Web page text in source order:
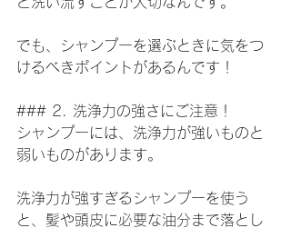
でも、シャンプーを選ぶときに気をつ
けるべきポイントがあるんです！
### 2. 洗浄力の強さにご注意！
シャンプーには、洗浄力が強いものと
弱いものがあります。
洗浄力が強すぎるシャンプーを使う
と、髪や頭皮に必要な油分まで落とし